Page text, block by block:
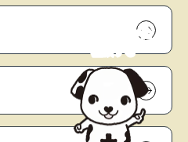
専門スタッフに
相談する